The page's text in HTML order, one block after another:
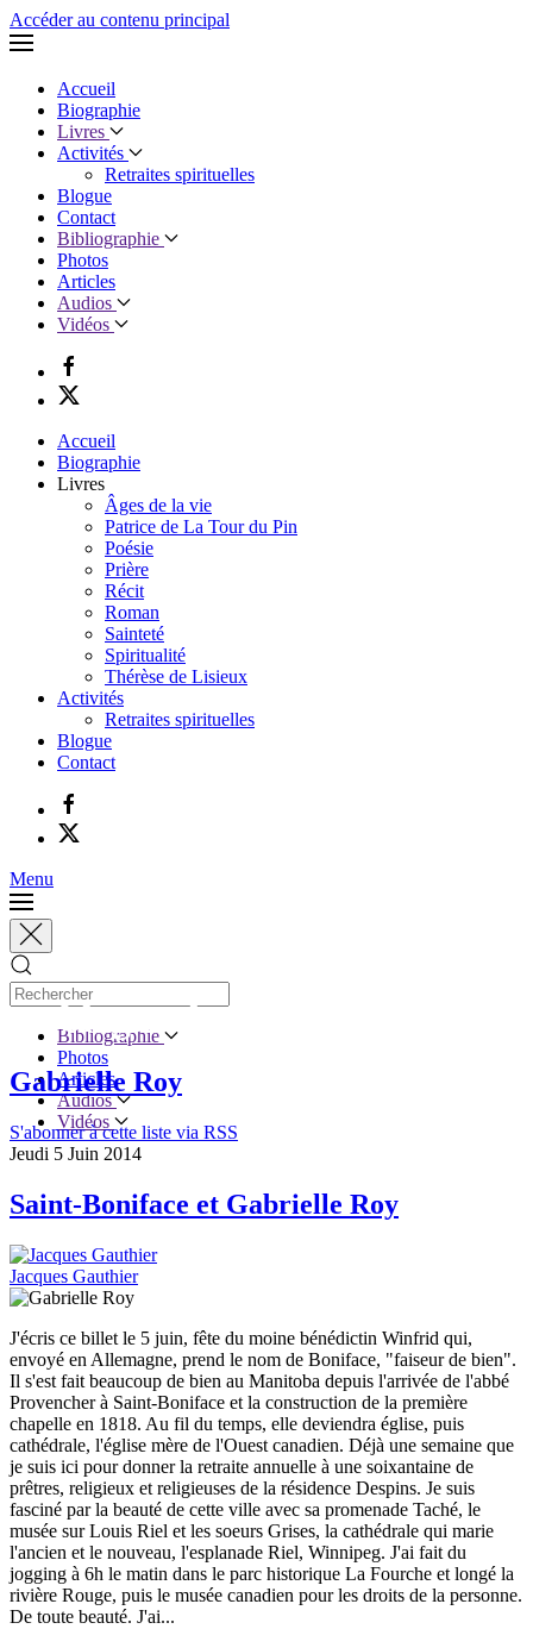
Accéder au contenu principal
Accueil
Biographie
Livres
Activités
Retraites spirituelles
Blogue
Contact
Bibliographie
Photos
Articles
Audios
Vidéos
Accueil
Biographie
Livres
Âges de la vie
Patrice de La Tour du Pin
Poésie
Prière
Récit
Roman
Sainteté
Spiritualité
Thérèse de Lisieux
Activités
Retraites spirituelles
Blogue
Contact
Menu
Bibliographie
Photos
Articles
Audios
Vidéos
Le blogue de Jacques Gauthier
Gabrielle Roy
S'abonner à cette liste via RSS
Jeudi 5 Juin 2014
Saint-Boniface et Gabrielle Roy
Jacques Gauthier
J'écris ce billet le 5 juin, fête du moine bénédictin Winfrid qui,
envoyé en Allemagne, prend le nom de Boniface, "faiseur de bien".
Il s'est fait beaucoup de bien au Manitoba depuis l'arrivée de l'abbé
Provencher à Saint-Boniface et la construction de la première
chapelle en 1818. Au fil du temps, elle deviendra église, puis
cathédrale, l'église mère de l'Ouest canadien. Déjà une semaine que
je suis ici pour donner la retraite annuelle à une soixantaine de
prêtres, religieux et religieuses de la résidence Despins. Je suis
fasciné par la beauté de cette ville avec sa promenade Taché, le
musée sur Louis Riel et les soeurs Grises, la cathédrale qui marie
l'ancien et le nouveau, l'esplanade Riel, Winnipeg. J'ai fait du
jogging à 6h le matin dans le parc historique La Fourche et longé la
rivière Rouge, puis le musée canadien pour les droits de la personne.
De toute beauté. J'ai...